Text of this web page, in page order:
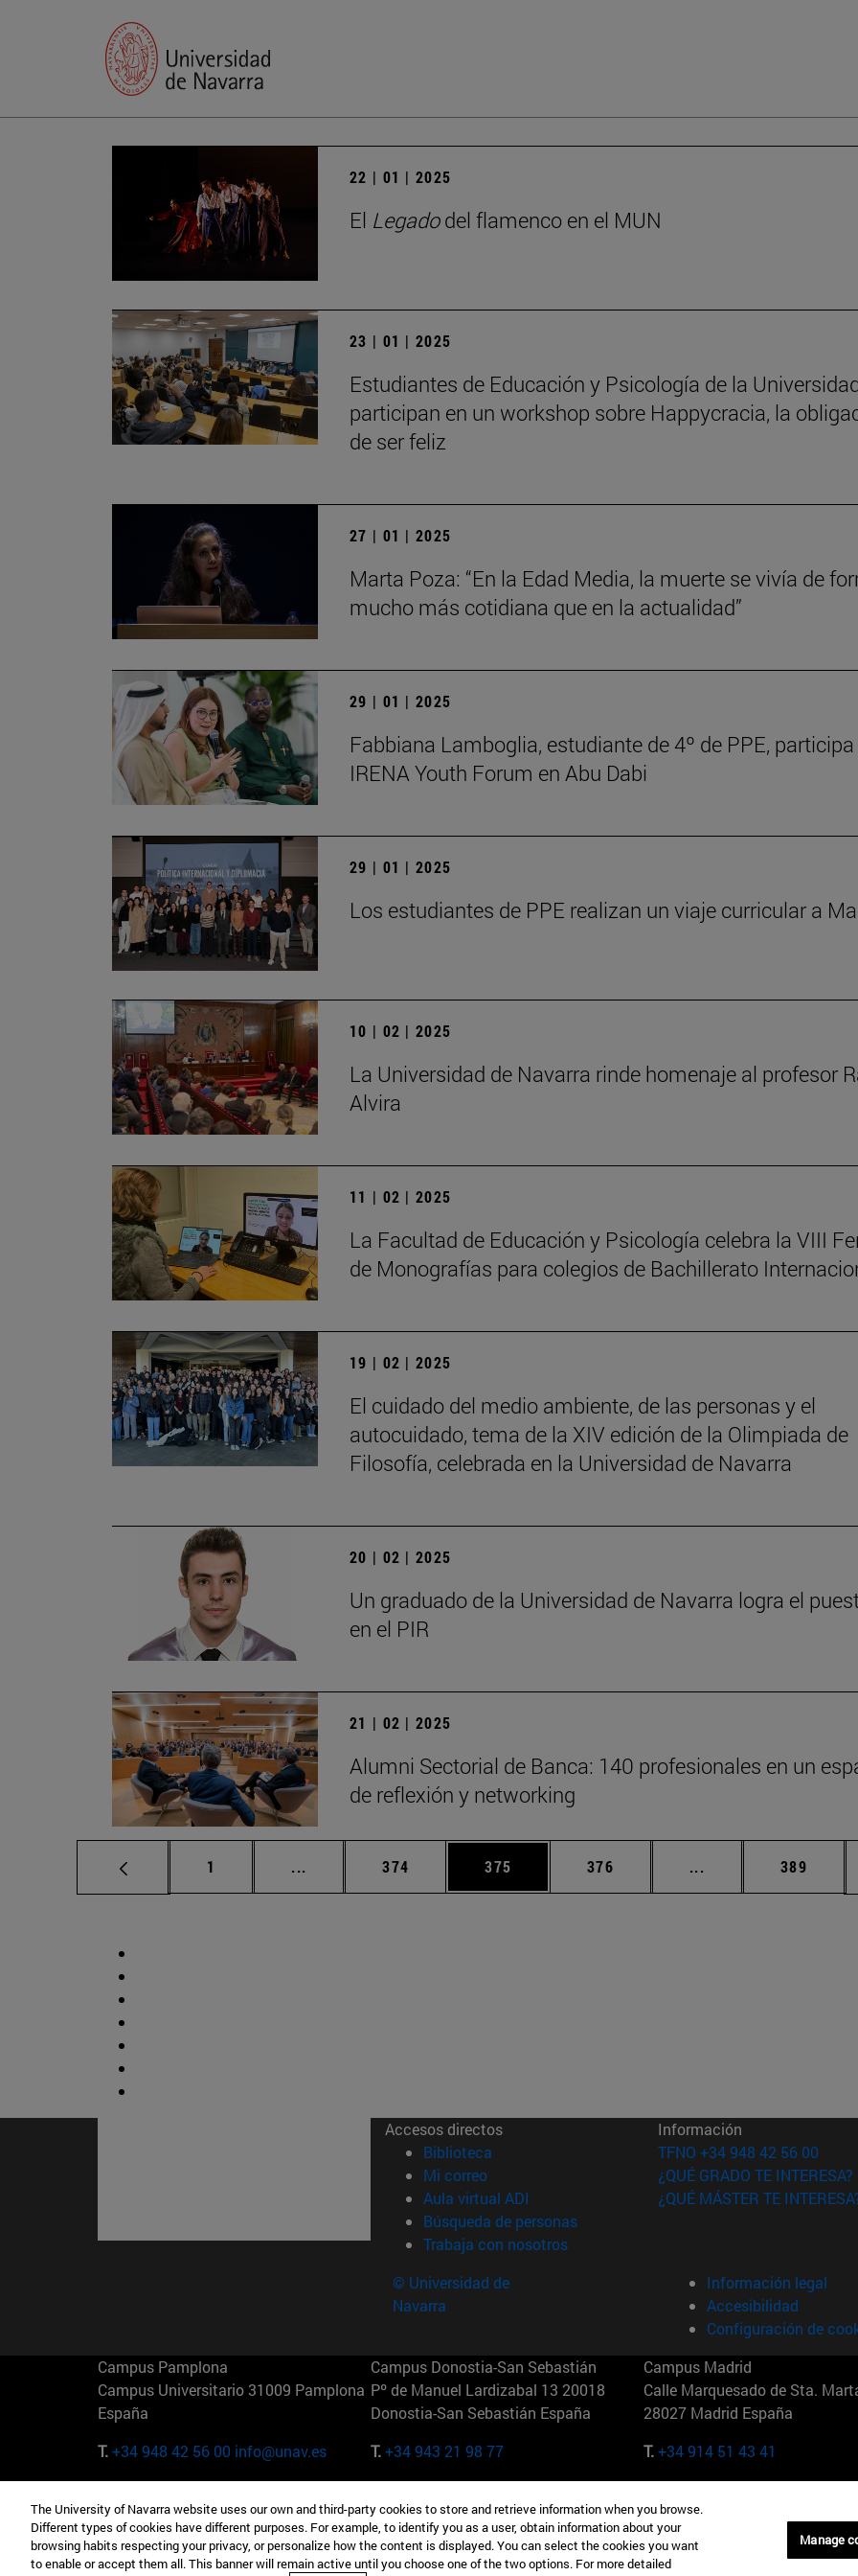
22 | 01 | 2025
El Legadodel flamenco en el MUN
23 | 01 | 2025
Estudiantes de Educación y Psicología de la
participan en un workshop sobre Happycracia, la
de ser feliz
27 | 01 | 2025
Marta Poza: “En la Edad Media, la muerte se vivía de
mucho más cotidiana que en la actualidad”
29 | 01 | 2025
Fabbiana Lamboglia, estudiante de 4º de PPE, participa
IRENA Youth Forum en Abu Dabi
29 | 01 | 2025
Los estudiantes de PPE realizan un viaje curricular a
10 | 02 | 2025
La Universidad de Navarra rinde homenaje al profesor
Alvira
11 | 02 | 2025
La Facultad de Educación y Psicología celebra la VIII
de Monografías para colegios de Bachillerato
19 | 02 | 2025
El cuidado del medio ambiente, de las personas y el
autocuidado, tema de la XIV edición de la Olimpiada de
Filosofía, celebrada en la Universidad de Navarra
20 | 02 | 2025
Un graduado de la Universidad de Navarra logra el
en el PIR
21 | 02 | 2025
Alumni Sectorial de Banca: 140 profesionales en un
de reflexión y networking
Página
1 ... Páginas intermedias Use TAB para desplazarse.
Página
374 Página
375 Página
376 ... Páginas intermedias
Página
389
Accesos directos
Biblioteca (abre en nueva ventana)
Mi correo(abre en nueva ventana)
Aula virtual ADI (abre en nueva ventana)
Búsqueda de personas(abre en nueva ventana)
Trabaja con nosotros(abre en nueva ventana)
Información
TFNO +34 948 42 56 00
¿QUÉ GRADO TE INTERESA?
¿QUÉ MÁSTER TE
© Universidad de
Navarra
Información legal
Accesibilidad
Configuración de
Campus Pamplona
Campus Universitario 31009 Pamplona
España
T.+34 948 42 56 00 info@unav.es
Campus Donostia-San Sebastián
Pº de Manuel Lardizabal 13 20018
Donostia-San Sebastián España
T.+34 943 21 98 77
Campus Madrid
Calle Marquesado de Sta.
28027 Madrid España
T.+34 914 51 43 41
Camino del Cerro Águila 3 28023
Madrid España
165 W 57th St 10019-2201 Nueva York
EE.UU
Maria-Theresia-Straße 15 81675
Múnich Alemania
The University of Navarra website uses our own and third-party cookies to store and retrieve information when you browse.
Different types of cookies have different purposes. For example, to identify you as a user, obtain information about your
browsing habits respecting your privacy, or personalize how the content is displayed. You can select the cookies you want
to enable or accept them all. This banner will remain active until you choose one of the two options. For more detailed
Manage